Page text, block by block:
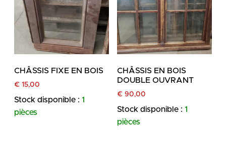
CHÂSSIS FIXE EN BOIS
€ 15,00
Stock disponible : 1
pièces
CHÂSSIS EN BOIS
DOUBLE OUVRANT
€ 90,00
Stock disponible : 1
pièces